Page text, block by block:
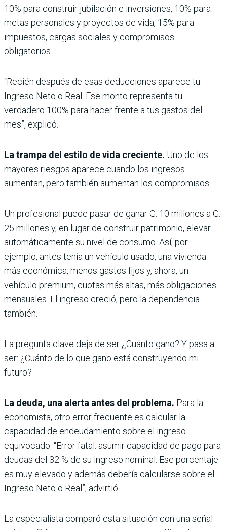
10% para construir jubilación e inversiones, 10% para
metas personales y proyectos de vida, 15% para
impuestos, cargas sociales y compromisos
obligatorios.
“Recién después de esas deducciones aparece tu
Ingreso Neto o Real. Ese monto representa tu
verdadero 100% para hacer frente a tus gastos del
mes”, explicó.
La trampa del estilo de vida creciente. Uno de los
mayores riesgos aparece cuando los ingresos
aumentan, pero también aumentan los compromisos.
Un profesional puede pasar de ganar G. 10 millones a G.
25 millones y, en lugar de construir patrimonio, elevar
automáticamente su nivel de consumo. Así, por
ejemplo, antes tenía un vehículo usado, una vivienda
más económica, menos gastos fijos y, ahora, un
vehículo premium, cuotas más altas, más obligaciones
mensuales. El ingreso creció, pero la dependencia
también.
La pregunta clave deja de ser ¿Cuánto gano? Y pasa a
ser: ¿Cuánto de lo que gano está construyendo mi
futuro?
La deuda, una alerta antes del problema. Para la
economista, otro error frecuente es calcular la
capacidad de endeudamiento sobre el ingreso
equivocado. “Error fatal: asumir capacidad de pago para
deudas del 32 % de su ingreso nominal. Ese porcentaje
es muy elevado y además debería calcularse sobre el
Ingreso Neto o Real”, advirtió.
La especialista comparó esta situación con una señal